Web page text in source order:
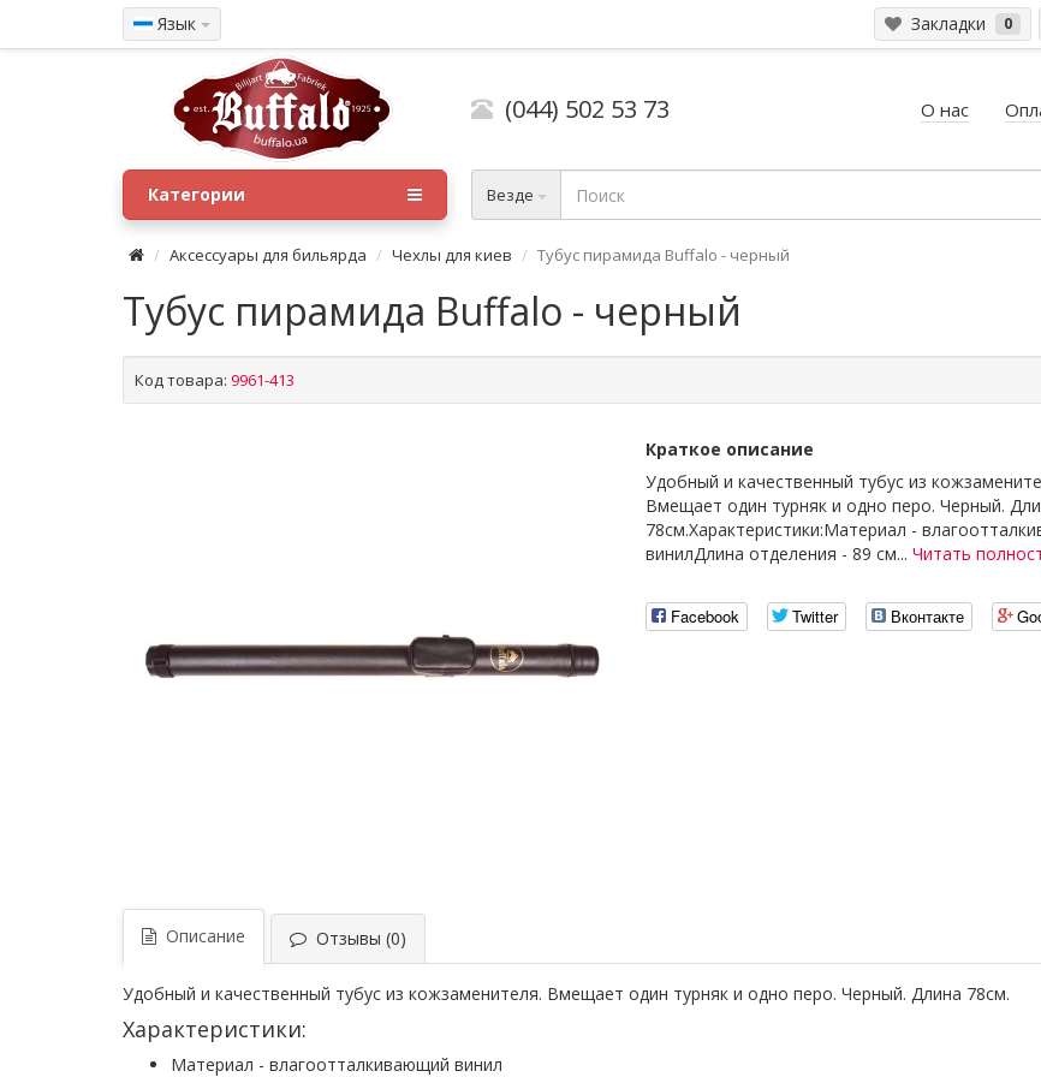
Язык Закладки 0
(044) 502 53 73 О нас
Везде
Категории
Аксессуары для бильярда Чехлы для киев Тубус пирамида Buffalo - черный
Тубус пирамида Buffalo - черный
Код товара: 9961-413
Краткое описание
Удобный и качественный тубус из
Вмещает один турняк и одно перо. Черный.
78см.Характеристики:Материал -
винилДлина отделения - 89 см... Читать
Facebook Twitter Вконтакте
Описание Отзывы (0)
Удобный и качественный тубус из кожзаменителя. Вмещает один турняк и одно перо. Черный. Длина 78см.
Характеристики:
Материал - влагоотталкивающий винил